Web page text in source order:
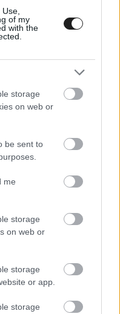
of my
with the
storage
on web or
be sent to
me
storage
on web or
storage
or app.
storage
Alexander Rossi
mérföld per
a
fel az
aztán az addigi
ám a következő
hogy 229,585-
is jelentősen
kiválóan
hatodik pozícióba
mérföld per órás
Conor Daly volt,